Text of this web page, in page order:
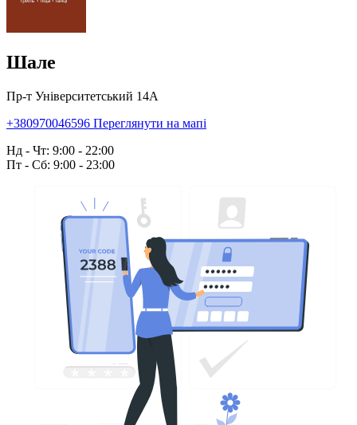
Шале
Пр-т Університетський 14А
+380970046596 Переглянути на мапі
Нд - Чт: 9:00 - 22:00
Пт - Сб: 9:00 - 23:00